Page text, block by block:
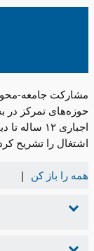
مشارکت جامعه-
اجباری ۱۲
اشتغال را تشریح
همه را باز کن